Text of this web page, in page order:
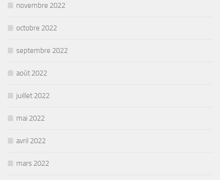
novembre 2022
octobre 2022
septembre 2022
août 2022
juillet 2022
mai 2022
avril 2022
mars 2022